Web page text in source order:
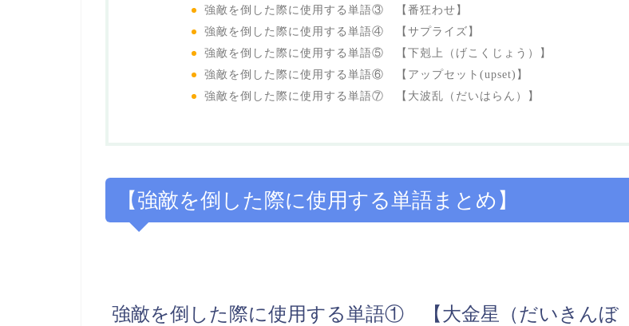
強敵を倒した際に使用する単語③ 【番狂わせ】
強敵を倒した際に使用する単語④ 【サプライズ】
強敵を倒した際に使用する単語⑤ 【下剋上（げこくじょう）】
強敵を倒した際に使用する単語⑥ 【アップセット(upset)】
強敵を倒した際に使用する単語⑦ 【大波乱（だいはらん）】
【強敵を倒した際に使用する単語まとめ】
強敵を倒した際に使用する単語① 【大金星（だいきんぼ